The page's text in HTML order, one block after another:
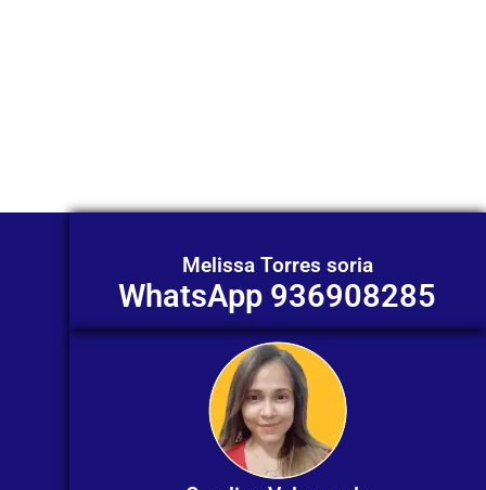
Melissa Torres soria
WhatsApp 936908285